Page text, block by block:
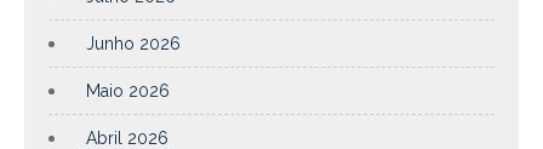
Junho 2026
Maio 2026
Abril 2026